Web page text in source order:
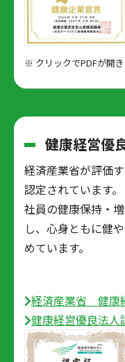
※ クリックでPDFが開
健康経営優
経済産業省が評価
認定されています。
社員の健康保持・
し、心身ともに健
めています。
経済産業省 健康
健康経営優良法人